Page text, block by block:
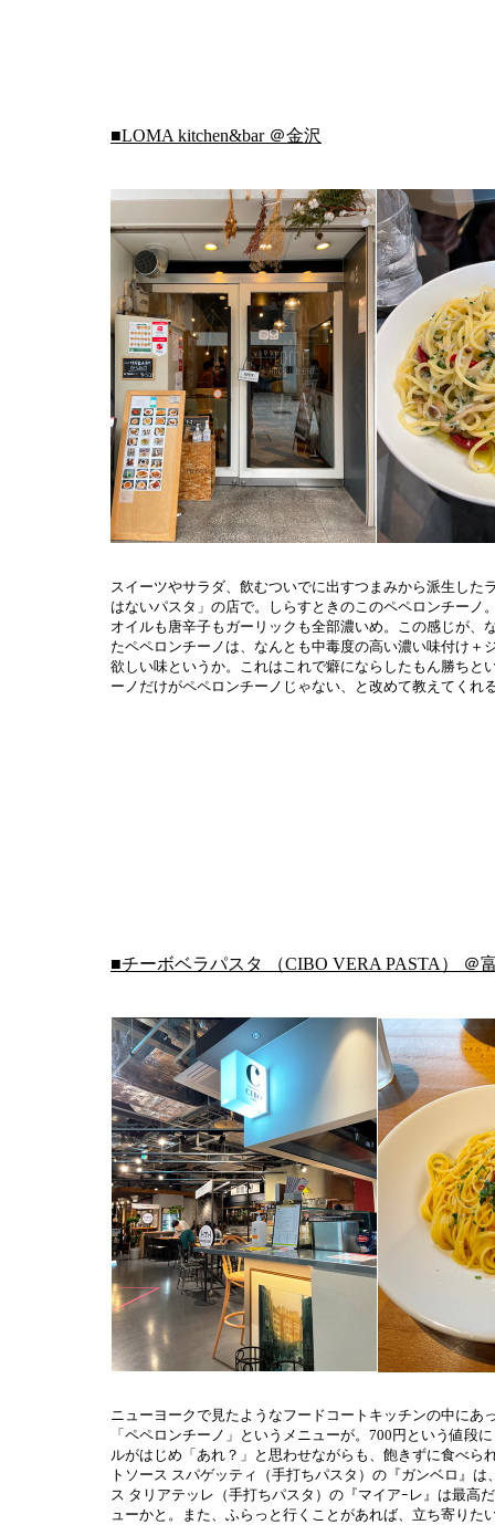
ニューヨークで見たようなフードコートキッチンの中に
「ペペロンチーノ」というメニューが。700円という値段
ルがはじめ「あれ？」と思わせながらも、飽きずに食べ
トソース スパゲッティ（手打ちパスタ）の『ガンベロ』
ス タリアテッレ（手打ちパスタ）の『マイアｰレ』は最高
ューかと。また、ふらっと行くことがあれば、立ち寄りた
■チーボベラパスタ （CIBO VERA PASTA） ＠
スイーツやサラダ、飲むついでに出すつまみから派生し
はないパスタ」の店で。しらすときのこのペペロンチー
オイルも唐辛子もガーリックも全部濃いめ。この感じが
たペペロンチーノは、なんとも中毒度の高い濃い味付け
欲しい味というか。これはこれで癖にならしたもん勝ち
ーノだけがペペロンチーノじゃない、と改めて教えてくれ
■LOMA kitchen&bar ＠金沢